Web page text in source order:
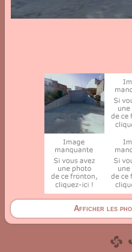
Afficher les